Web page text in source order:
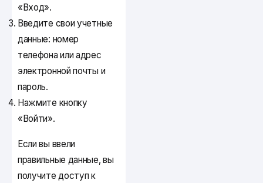
«Вход».
Введите свои учетные
данные: номер
телефона или адрес
электронной почты и
пароль.
Нажмите кнопку
«Войти».
Если вы ввели
правильные данные, вы
получите доступ к